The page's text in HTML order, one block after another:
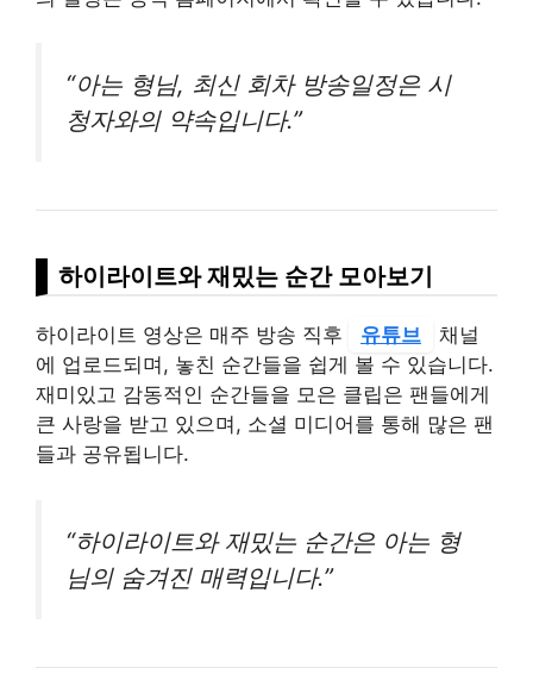
“아는 형님, 최신 회차 방송일정은 시
청자와의 약속입니다.”
하이라이트와 재밌는 순간 모아보기
하이라이트 영상은 매주 방송 직후 유튜브
채널
에 업로드되며, 놓친 순간들을 쉽게 볼 수 있습니다.
재미있고 감동적인 순간들을 모은 클립은 팬들에게
큰 사랑을 받고 있으며, 소셜 미디어를 통해 많은 팬
들과 공유됩니다.
“하이라이트와 재밌는 순간은 아는 형
님의 숨겨진 매력입니다.”